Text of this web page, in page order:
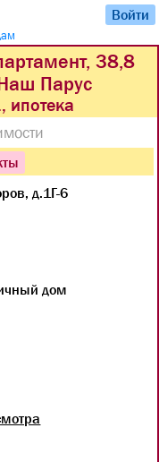
Войти
38,8
Парус
ипотека
д.1Г-6
дом